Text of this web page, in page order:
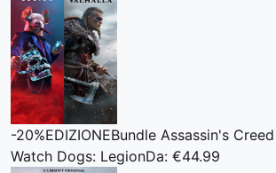
-20%EDIZIONEBundle Assassin's
Watch Dogs: LegionDa: €44.99